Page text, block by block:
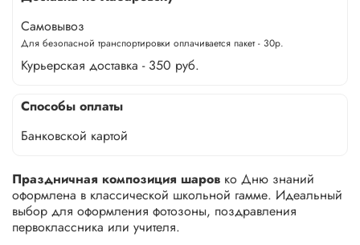
Самовывоз
Для безопасной транспортировки оплачивается пакет - 30р.
Курьерская доставка - 350 руб.
Способы оплаты
Банковской картой
Праздничная композиция шаров ко Дню знаний
оформлена в классической школьной гамме. Идеальный
выбор для оформления фотозоны, поздравления
первоклассника или учителя.